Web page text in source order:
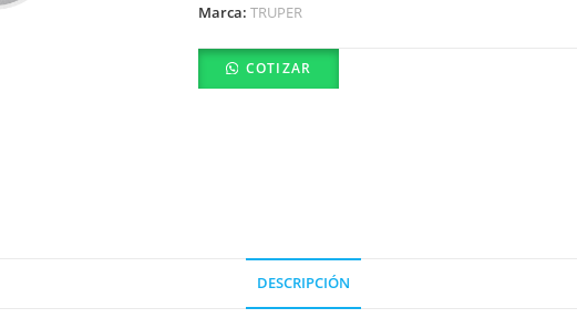
Marca:TRUPER
COTIZAR
DESCRIPCIÓN